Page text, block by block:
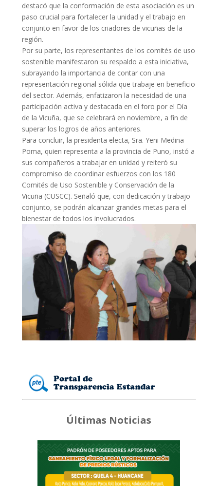
destacó que la conformación de esta asociación es un
paso crucial para fortalecer la unidad y el trabajo en
conjunto en favor de los criadores de vicuñas de la
región.
Por su parte, los representantes de los comités de uso
sostenible manifestaron su respaldo a esta iniciativa,
subrayando la importancia de contar con una
representación regional sólida que trabaje en beneficio
del sector. Además, enfatizaron la necesidad de una
participación activa y destacada en el foro por el Día
de la Vicuña, que se celebrará en noviembre, a fin de
superar los logros de años anteriores.
Para concluir, la presidenta electa, Sra. Yeni Medina
Poma, quien representa a la provincia de Puno, instó a
sus compañeros a trabajar en unidad y reiteró su
compromiso de coordinar esfuerzos con los 180
Comités de Uso Sostenible y Conservación de la
Vicuña (CUSCC). Señaló que, con dedicación y trabajo
conjunto, se podrán alcanzar grandes metas para el
bienestar de todos los involucrados.
Últimas Noticias